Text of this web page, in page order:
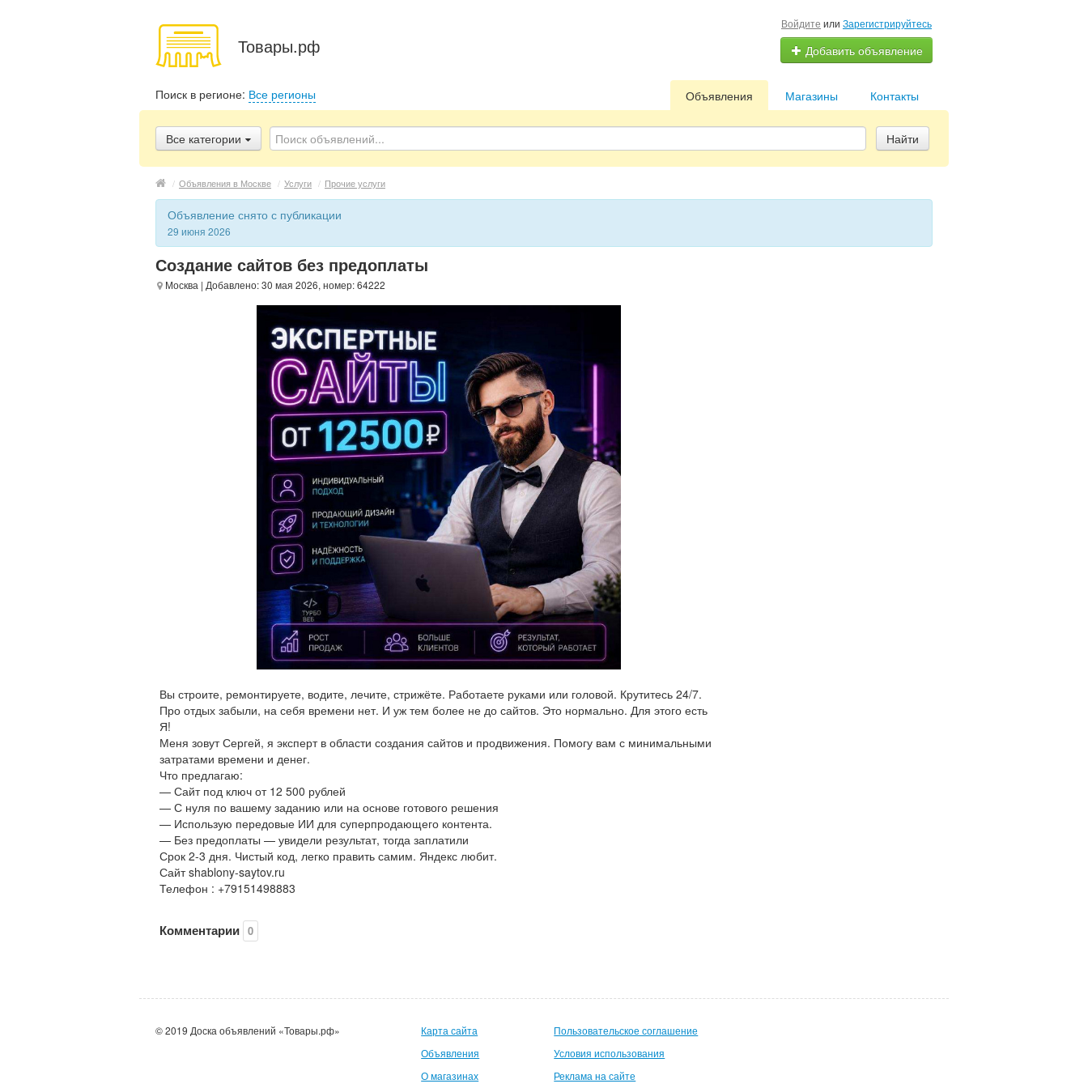
Товары.рф
Войдите или Зарегистрируйтесь
Добавить объявление
Поиск в регионе: Все регионы Контакты
Магазины
Объявления
Все категории Найти
/ Объявления в Москве / Услуги / Прочие услуги
Объявление снято с публикации
29 июня 2026
Создание сайтов без предоплаты
Москва | Добавлено: 30 мая 2026, номер: 64222
Вы строите, ремонтируете, водите, лечите, стрижёте. Работаете руками или головой. Крутитесь 24/7.
Про отдых забыли, на себя времени нет. И уж тем более не до сайтов. Это нормально. Для этого есть
Я!
Меня зовут Сергей, я эксперт в области создания сайтов и продвижения. Помогу вам с минимальными
затратами времени и денег.
Что предлагаю:
— Сайт под ключ от 12 500 рублей
— С нуля по вашему заданию или на основе готового решения
— Использую передовые ИИ для суперпродающего контента.
— Без предоплаты — увидели результат, тогда заплатили
Срок 2-3 дня. Чистый код, легко править самим. Яндекс любит.
Сайт shablony-saytov.ru
Телефон : +79151498883
Комментарии 0
© 2019 Доска объявлений «Товары.рф»
Карта сайта
Объявления
О магазинах
Пользовательское соглашение
Условия использования
Реклама на сайте